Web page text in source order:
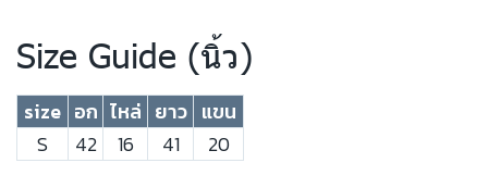
Size Guide (นิ้ว)
size อก ไหล่ ยาว แขน
S
42 16 41 20